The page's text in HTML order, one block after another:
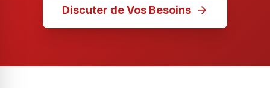
Discuter de Vos Besoins